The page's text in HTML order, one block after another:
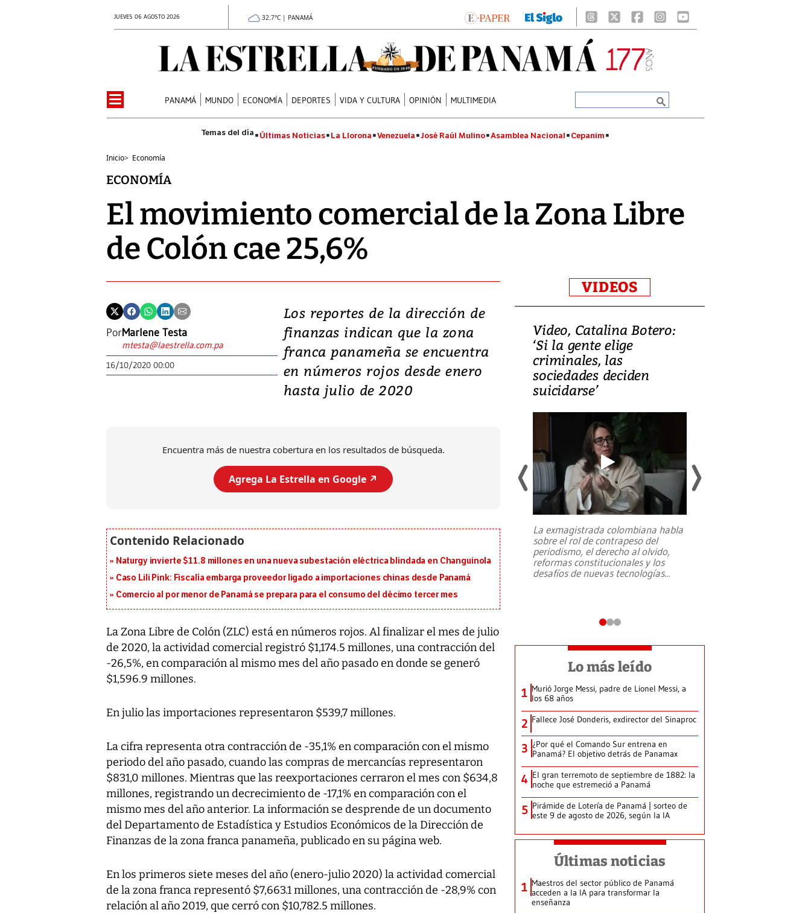
JUEVES 06 AGOSTO 2026 32.7°C | PANAMÁ
PANAMÁ MUNDO ECONOMÍA DEPORTES VIDA Y CULTURA OPINIÓN MULTIMEDIA
Últimas Noticias La Llorona Venezuela José Raúl Mulino Asamblea Nacional Cepanim
Inicio> Economía
ECONOMÍA
El movimiento comercial de la Zona Libre
de Colón cae 25,6%
PorMarlene Testa
mtesta@laestrella.com.pa
16/10/2020 00:00
Los reportes de la dirección de
finanzas indican que la zona
franca panameña se encuentra
en números rojos desde enero
hasta julio de 2020
Encuentra más de nuestra cobertura en los resultados de búsqueda.
Agrega La Estrella en Google ↗️
Naturgy invierte $11.8 millones en una nueva subestación eléctrica blindada en Changuinola
Caso Lili Pink: Fiscalía embarga proveedor ligado a importaciones chinas desde Panamá
Comercio al por menor de Panamá se prepara para el consumo del décimo tercer mes
La Zona Libre de Colón (ZLC) está en números rojos. Al finalizar el mes de julio
de 2020, la actividad comercial registró $1,174.5 millones, una contracción del
-26,5%, en comparación al mismo mes del año pasado en donde se generó
$1,596.9 millones.
En julio las importaciones representaron $539,7 millones.
La cifra representa otra contracción de -35,1% en comparación con el mismo
periodo del año pasado, cuando las compras de mercancías representaron
$831,0 millones. Mientras que las reexportaciones cerraron el mes con $634,8
millones, registrando un decrecimiento de -17,1% en comparación con el
mismo mes del año anterior. La información se desprende de un documento
del Departamento de Estadística y Estudios Económicos de la Dirección de
Finanzas de la zona franca panameña, publicado en su página web.
En los primeros siete meses del año (enero-julio 2020) la actividad comercial
de la zona franca representó $7,663.1 millones, una contracción de -28,9% con
relación al año 2019, que cerró con $10,782.5 millones.
VIDEOS
Video, Japón: Terremoto
deja heridos y graves
daños en Kumamoto
al sur de Japón, provocando una
Video, Catalina Botero:
‘Si la gente elige
criminales, las
sociedades deciden
suicidarse’
La exmagistrada colombiana habla
sobre el rol de contrapeso del
periodismo, el derecho al olvido,
reformas constitucionales y los
desafíos de nuevas tecnologías...
Lo más leído
1 Murió Jorge Messi, padre de Lionel Messi, a
los 68 años
2 Fallece José Donderis, exdirector del Sinaproc
3 ¿Por qué el Comando Sur entrena en
Panamá? El objetivo detrás de Panamax
4 El gran terremoto de septiembre de 1882: la
noche que estremeció a Panamá
5 Pirámide de Lotería de Panamá | sorteo de
este 9 de agosto de 2026, según la IA
Últimas noticias
1 Maestros del sector público de Panamá
acceden a la IA para transformar la
enseñanza